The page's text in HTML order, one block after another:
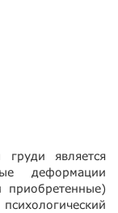
груди является
деформации